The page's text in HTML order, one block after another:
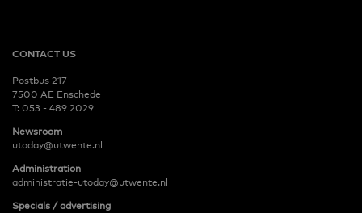
CONTACT US
Postbus 217
7500 AE Enschede
T: 053 - 489 2029
Newsroom
utoday@utwente.nl
Administration
administratie-utoday@utwente.nl
Specials / advertising